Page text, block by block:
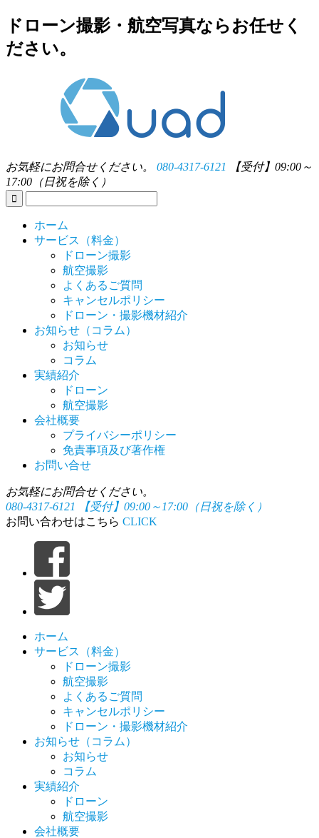
ドローン撮影・航空写真ならお任せく
ださい。
お気軽にお問合せください。 080-4317-6121
【受付】09:00～
17:00（日祝を除く）
ホーム
サービス（料金）
ドローン撮影
航空撮影
よくあるご質問
キャンセルポリシー
ドローン・撮影機材紹介
お知らせ（コラム）
お知らせ
コラム
実績紹介
ドローン
航空撮影
会社概要
プライバシーポリシー
免責事項及び著作権
お問い合せ
お気軽にお問合せください。
080-4317-6121
【受付】09:00～17:00（日祝を除く）
お問い合わせはこちら CLICK
ホーム
サービス（料金）
ドローン撮影
航空撮影
よくあるご質問
キャンセルポリシー
ドローン・撮影機材紹介
お知らせ（コラム）
お知らせ
コラム
実績紹介
ドローン
航空撮影
会社概要